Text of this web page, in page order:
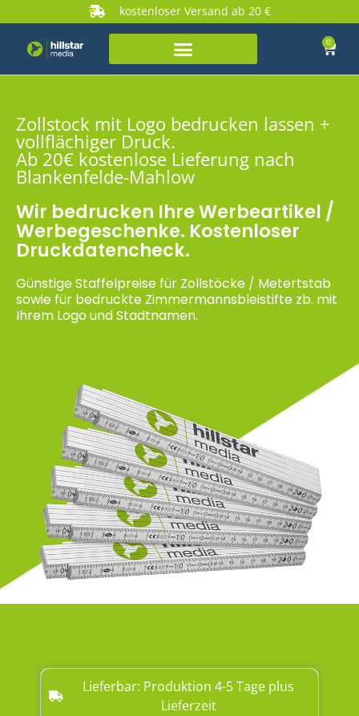
kostenloser Versand ab 20 €
0
Zollstock mit Logo bedrucken lassen +
vollflächiger Druck.
Ab 20€ kostenlose Lieferung nach
Blankenfelde-Mahlow
Wir bedrucken Ihre Werbeartikel /
Werbegeschenke. Kostenloser
Druckdatencheck.
Günstige Staffelpreise für Zollstöcke / Metertstab
sowie für bedruckte Zimmermannsbleistifte zb. mit
Ihrem Logo und Stadtnamen.
Lieferbar: Produktion 4-5 Tage plus
Lieferzeit